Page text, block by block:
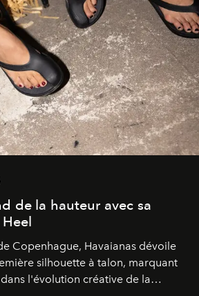
de la hauteur avec sa
Copenhague, Havaianas dévoile
silhouette à talon, marquant
l'évolution créative de la